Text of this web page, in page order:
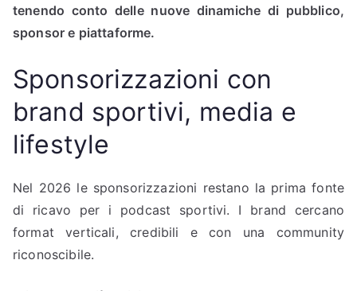
tenendo conto delle nuove dinamiche di pubblico,
sponsor e piattaforme.
Sponsorizzazioni con
brand sportivi, media e
lifestyle
Nel 2026 le sponsorizzazioni restano la prima fonte
di ricavo per i podcast sportivi. I brand cercano
format verticali, credibili e con una community
riconoscibile.